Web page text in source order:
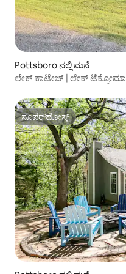
Pottsboro ನಲ್ಲಿ ಮನೆ
ಲೇಕ್ ಕಾಟೇಜ್ | ಲೇಕ್ ಟೆಕ್ಸೋಮಾ
ಸೂಪರ್‌ಹೋಸ್ಟ್
ಸೂಪರ್‌ಹೋಸ್ಟ್